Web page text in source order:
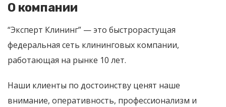
О компании
“Эксперт Клининг” — это быстрорастущая
федеральная сеть клининговых компании,
работающая на рынке 10 лет.
Наши клиенты по достоинству ценят наше
внимание, оперативность, профессионализм и